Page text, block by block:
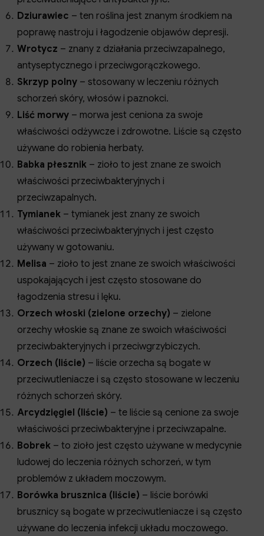
Dziurawiec – ten roślina jest znanym środkiem na
poprawę nastroju i łagodzenie objawów depresji.
Wrotycz – znany z działania przeciwzapalnego,
antyseptycznego i przeciwgorączkowego.
Skrzyp polny – stosowany w leczeniu różnych
schorzeń skóry, włosów i paznokci.
Liść morwy – morwa jest ceniona za swoje
właściwości odżywcze i zdrowotne. Liście są często
używane do robienia herbaty.
Babka płesznik – zioło to jest znane ze swoich
właściwości przeciwbakteryjnych i
przeciwzapalnych.
Tymianek – tymianek jest znany ze swoich
właściwości przeciwbakteryjnych i jest często
używany w gotowaniu.
Melisa – zioło to jest znane ze swoich właściwości
uspokajających i jest często stosowane do
łagodzenia stresu i lęku.
Orzech włoski (zielone orzechy) – zielone
orzechy włoskie są znane ze swoich właściwości
przeciwbakteryjnych i przeciwgrzybiczych.
Orzech (liście) – liście orzecha są bogate w
przeciwutleniacze i są często stosowane w leczeniu
różnych schorzeń skóry.
Arcydzięgiel (liście) – te liście są cenione za swoje
właściwości przeciwbakteryjne i przeciwzapalne.
Bobrek – to zioło jest często używane w medycynie
ludowej do leczenia różnych schorzeń, w tym
problemów z układem moczowym.
Borówka brusznica (liście) – liście borówki
brusznicy są bogate w przeciwutleniacze i są często
używane do leczenia infekcji układu moczowego.